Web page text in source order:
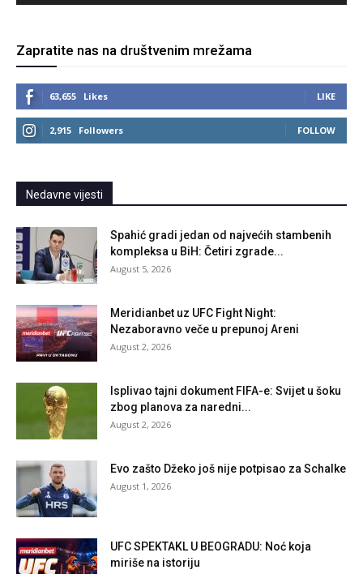
Zapratite nas na društvenim mrežama
63,655 Likes LIKE
2,915 Followers FOLLOW
Nedavne vijesti
Spahić gradi jedan od najvećih stambenih
kompleksa u BiH: Četiri zgrade...
August 5, 2026
Meridianbet uz UFC Fight Night:
Nezaboravno veče u prepunoj Areni
August 2, 2026
Isplivao tajni dokument FIFA-e: Svijet u šoku
zbog planova za naredni...
August 2, 2026
Evo zašto Džeko još nije potpisao za Schalke
August 1, 2026
UFC SPEKTAKL U BEOGRADU: Noć koja
miriše na istoriju